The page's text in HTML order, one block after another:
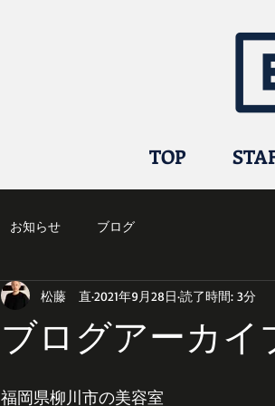
TOP
お知らせ ブログ
ブログアーカイ
松藤 直 2021年9月28日 読了時間: 3分
福岡県柳川市の美容室